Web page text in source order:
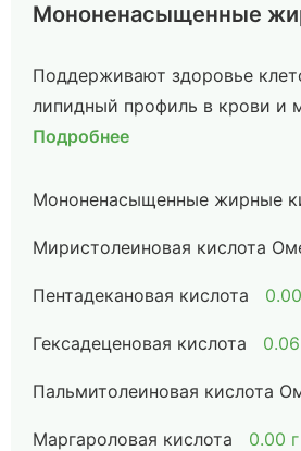
Мононенасыщенные
Поддерживают здоровье
липидный профиль в крови и
Подробнее
Мононенасыщенные жирные
Миристолеиновая кислота
Пентадекановая кислота
Гексадеценовая кислота
Пальмитолеиновая кислота
Маргароловая кислота 0.00 г